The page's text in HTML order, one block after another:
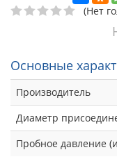
(Нет
Основные
Производитель
Диаметр
Пробное давление